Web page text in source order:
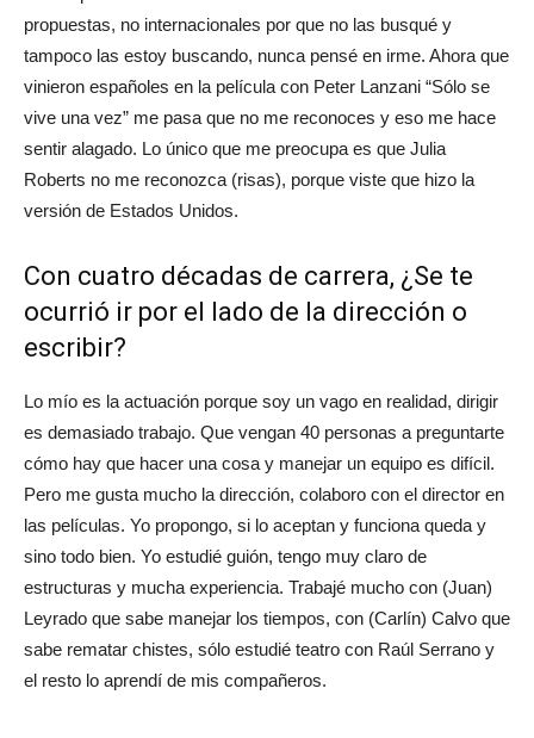
propuestas, no internacionales por que no las busqué y
tampoco las estoy buscando, nunca pensé en irme. Ahora que
vinieron españoles en la película con Peter Lanzani “Sólo se
vive una vez” me pasa que no me reconoces y eso me hace
sentir alagado. Lo único que me preocupa es que Julia
Roberts no me reconozca (risas), porque viste que hizo la
versión de Estados Unidos.
Con cuatro décadas de carrera, ¿Se te
ocurrió ir por el lado de la dirección o
escribir?
Lo mío es la actuación porque soy un vago en realidad, dirigir
es demasiado trabajo. Que vengan 40 personas a preguntarte
cómo hay que hacer una cosa y manejar un equipo es difícil.
Pero me gusta mucho la dirección, colaboro con el director en
las películas. Yo propongo, si lo aceptan y funciona queda y
sino todo bien. Yo estudié guión, tengo muy claro de
estructuras y mucha experiencia. Trabajé mucho con (Juan)
Leyrado que sabe manejar los tiempos, con (Carlín) Calvo que
sabe rematar chistes, sólo estudié teatro con Raúl Serrano y
el resto lo aprendí de mis compañeros.